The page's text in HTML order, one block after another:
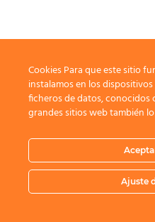
Cookies Para que este sitio
instalamos en los
ficheros de datos, conocidos
grandes sitios web también
Ajuste